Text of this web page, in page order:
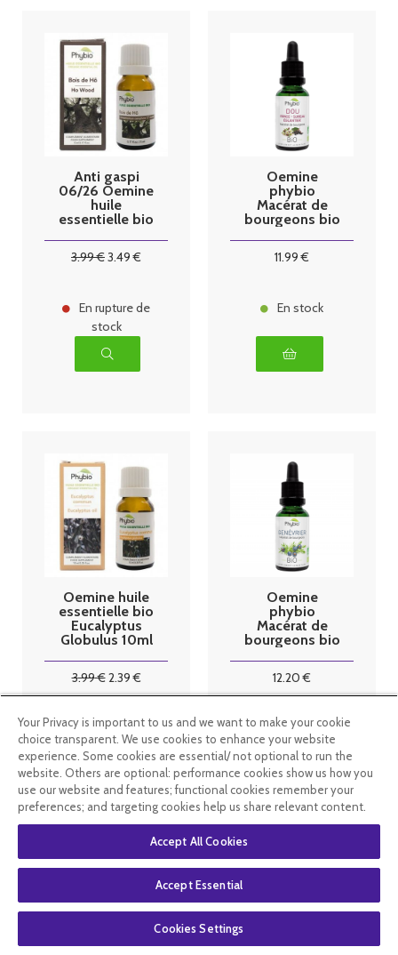
Anti gaspi
06/26 Oemine
huile
essentielle bio
3.99€3.49 €
En rupture de
stock
Oemine
phybio
Macérat de
bourgeons bio
11.99 €
En stock
Oemine huile
essentielle bio
Eucalyptus
Globulus 10ml
3.99€2.39€
En stock
Oemine
phybio
Macérat de
bourgeons bio
12.20 €
En stock
Your Privacy is important to us and we want to make your cookie
choice transparent. We use cookies to enhance your website
experience. Some cookies are essential/ not optional to run the
website. Others are optional: performance cookies show us how you
use our website and features; functional cookies remember your
preferences; and targeting cookies help us share relevant content.
Accept All Cookies
Accept Essential
Cookies Settings